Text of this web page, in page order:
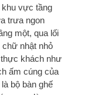
khu vực tầng
trưa ngon
một, qua lối
nhật nhỏ
khách như
ấm cúng của
bộ bàn ghế